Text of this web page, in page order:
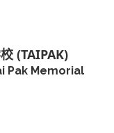
(TAIPAK)
Pak Memorial